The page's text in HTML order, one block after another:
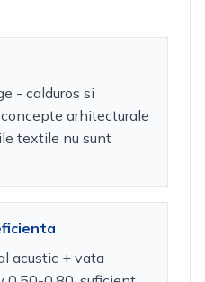
- calduros si
arhitecturale
textile nu sunt
acustic + vata